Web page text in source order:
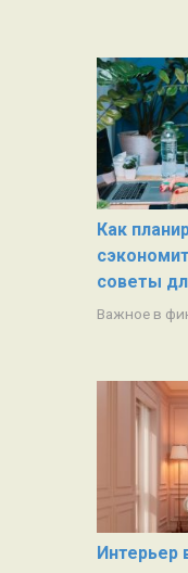
Как
советы
Важное в
Интерьер